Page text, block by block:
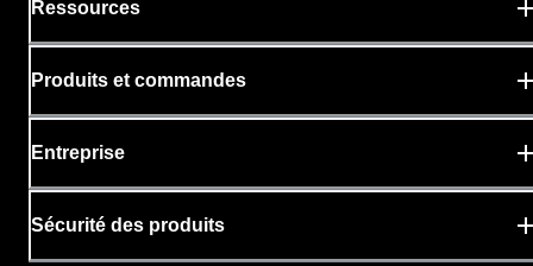
Ressources
Produits et commandes
Entreprise
Sécurité des produits